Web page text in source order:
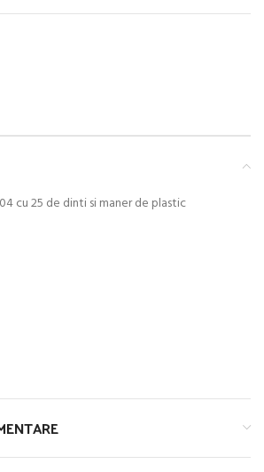
cu 25 de dinti si maner de plastic